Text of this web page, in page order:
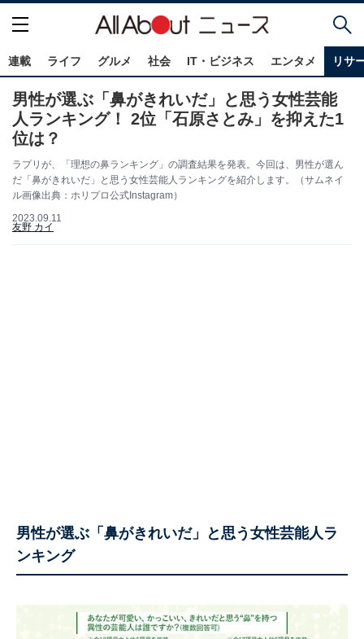
連載 ライフ グルメ 社会 IT・ビジネス エンタメ リサ
男性が選ぶ「鼻がきれいだ」と思う女性芸能
人ランキング！ 2位「石原さとみ」を抑えた1
位は？
ラプリが、「理想の鼻ランキング」の調査結果を発表。今回は、男性が選ん
だ「鼻がきれいだ」と思う女性芸能人ランキングを紹介します。（サムネイ
ル画像出典：ホリプロ公式Instagram）
2023.09.11
友野 カイ
男性が選ぶ「鼻がきれいだ」と思う女性芸能人ラ
ンキング